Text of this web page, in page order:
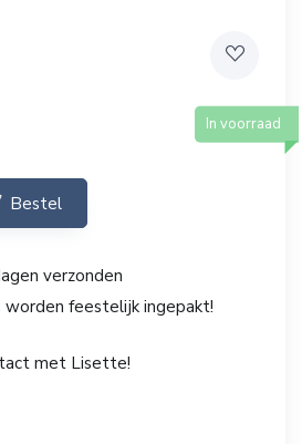
In voorraad
Bestel
verzonden
worden feestelijk ingepakt!
met Lisette!